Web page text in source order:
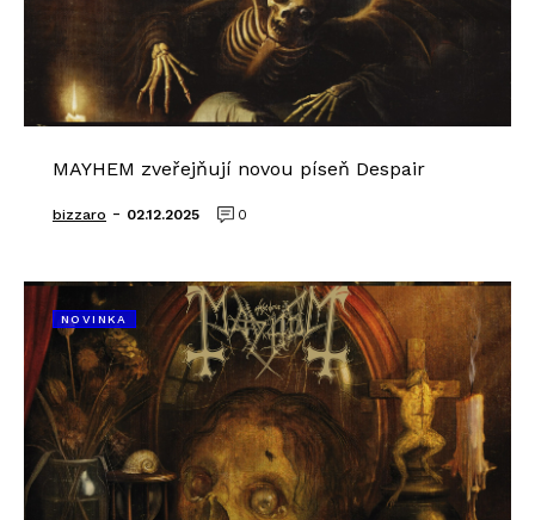
MAYHEM zveřejňují novou píseň Despair
bizzaro - 02.12.2025 0
NOVINKA